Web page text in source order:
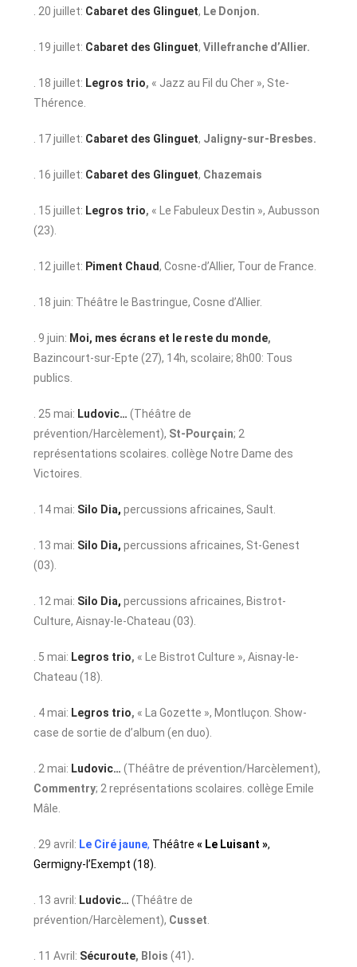
. 20 juillet: Cabaret des Glinguet, Le Donjon.
. 19 juillet: Cabaret des Glinguet,Villefranche d’Allier.
. 18 juillet: Legros trio, « Jazz au Fil du Cher », Ste-
Thérence.
. 17 juillet: Cabaret des Glinguet, Jaligny-sur-Bresbes.
. 16 juillet: Cabaret des Glinguet, Chazemais
. 15 juillet: Legros trio, « Le Fabuleux Destin », Aubusson
(23).
. 12 juillet: Piment Chaud, Cosne-d’Allier, Tour de France.
. 18 juin: Théâtre le Bastringue, Cosne d’Allier.
. 9 juin: Moi, mes écrans et le reste du monde,
Bazincourt-sur-Epte (27), 14h, scolaire; 8h00: Tous
publics.
. 25 mai: Ludovic… (Théâtre de
prévention/Harcèlement), St-Pourçain; 2
représentations scolaires. collège Notre Dame des
Victoires.
. 14 mai: Silo Dia,percussions africaines, Sault.
. 13 mai: Silo Dia,percussions africaines, St-Genest
(03).
. 12 mai: Silo Dia,percussions africaines, Bistrot-
Culture, Aisnay-le-Chateau (03).
. 5 mai: Legros trio, « Le Bistrot Culture », Aisnay-le-
Chateau (18).
. 4 mai: Legros trio, « La Gozette », Montluçon. Show-
case de sortie de d’album (en duo).
. 2 mai: Ludovic… (Théâtre de prévention/Harcèlement),
Commentry; 2 représentations scolaires. collège Emile
Mâle.
. 29 avril: Le Ciré jaune, Théâtre« Le Luisant »,
Germigny-l’Exempt (18).
. 13 avril: Ludovic… (Théâtre de
prévention/Harcèlement), Cusset
. 11 Avril: Sécuroute, Blois(41).